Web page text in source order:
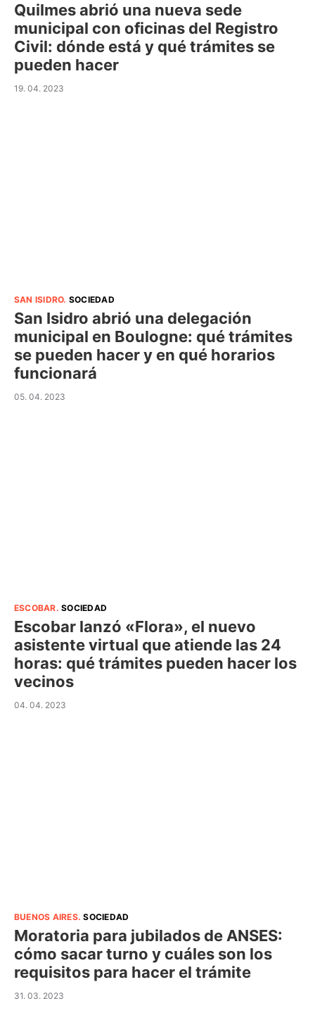
Quilmes abrió una nueva sede
municipal con oficinas del Registro
Civil: dónde está y qué trámites se
pueden hacer
19. 04. 2023
SAN ISIDRO. SOCIEDAD
San Isidro abrió una delegación
municipal en Boulogne: qué trámites
se pueden hacer y en qué horarios
funcionará
05. 04. 2023
ESCOBAR.SOCIEDAD
Escobar lanzó «Flora», el nuevo
asistente virtual que atiende las 24
horas: qué trámites pueden hacer los
vecinos
04. 04. 2023
BUENOS AIRES.SOCIEDAD
Moratoria para jubilados de ANSES:
cómo sacar turno y cuáles son los
requisitos para hacer el trámite
31. 03. 2023